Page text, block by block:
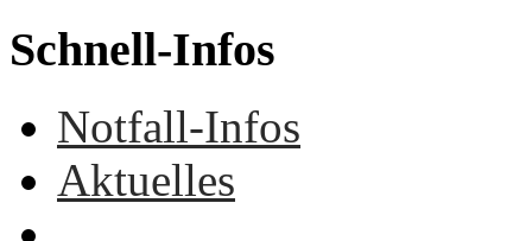
Schnell-Infos
Notfall-Infos
Aktuelles